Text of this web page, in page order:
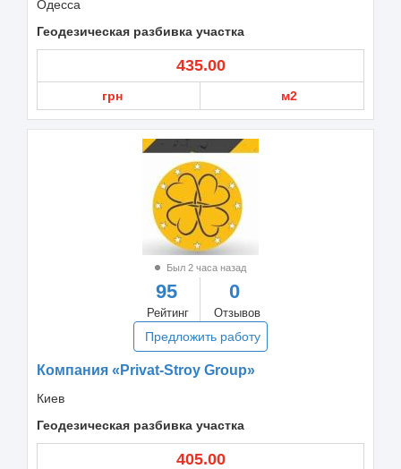
Одесса
Геодезическая разбивка участка
435.00
грн м2
Был 2 часа назад
95
Рейтинг
0
Отзывов
Предложить работу
Компания «Privat-Stroy Group»
Киев
Геодезическая разбивка участка
405.00